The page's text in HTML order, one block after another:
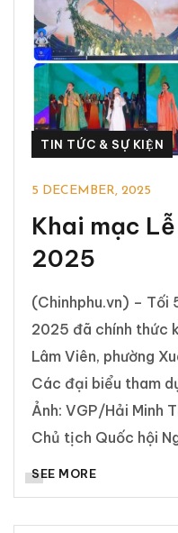
TIN TỨC & SỰ KIỆN
5 DECEMBER, 2025
Khai mạc
2025
(Chinhphu.vn) – Tối
2025 đã chính thức
Lâm Viên, phường
Các đại biểu tham
Ảnh: VGP/Hải Minh
Chủ tịch Quốc hội
SEE MORE